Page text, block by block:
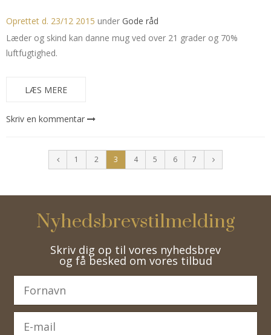
Oprettet d. 23/12 2015 under Gode råd
Læder og skind kan danne mug ved over 21 grader og 70%
luftfugtighed.
LÆS MERE
Skriv en kommentar
1 2 3 4 5 6 7
Nyhedsbrevstilmelding
Skriv dig op til vores nyhedsbrev
og få besked om vores tilbud